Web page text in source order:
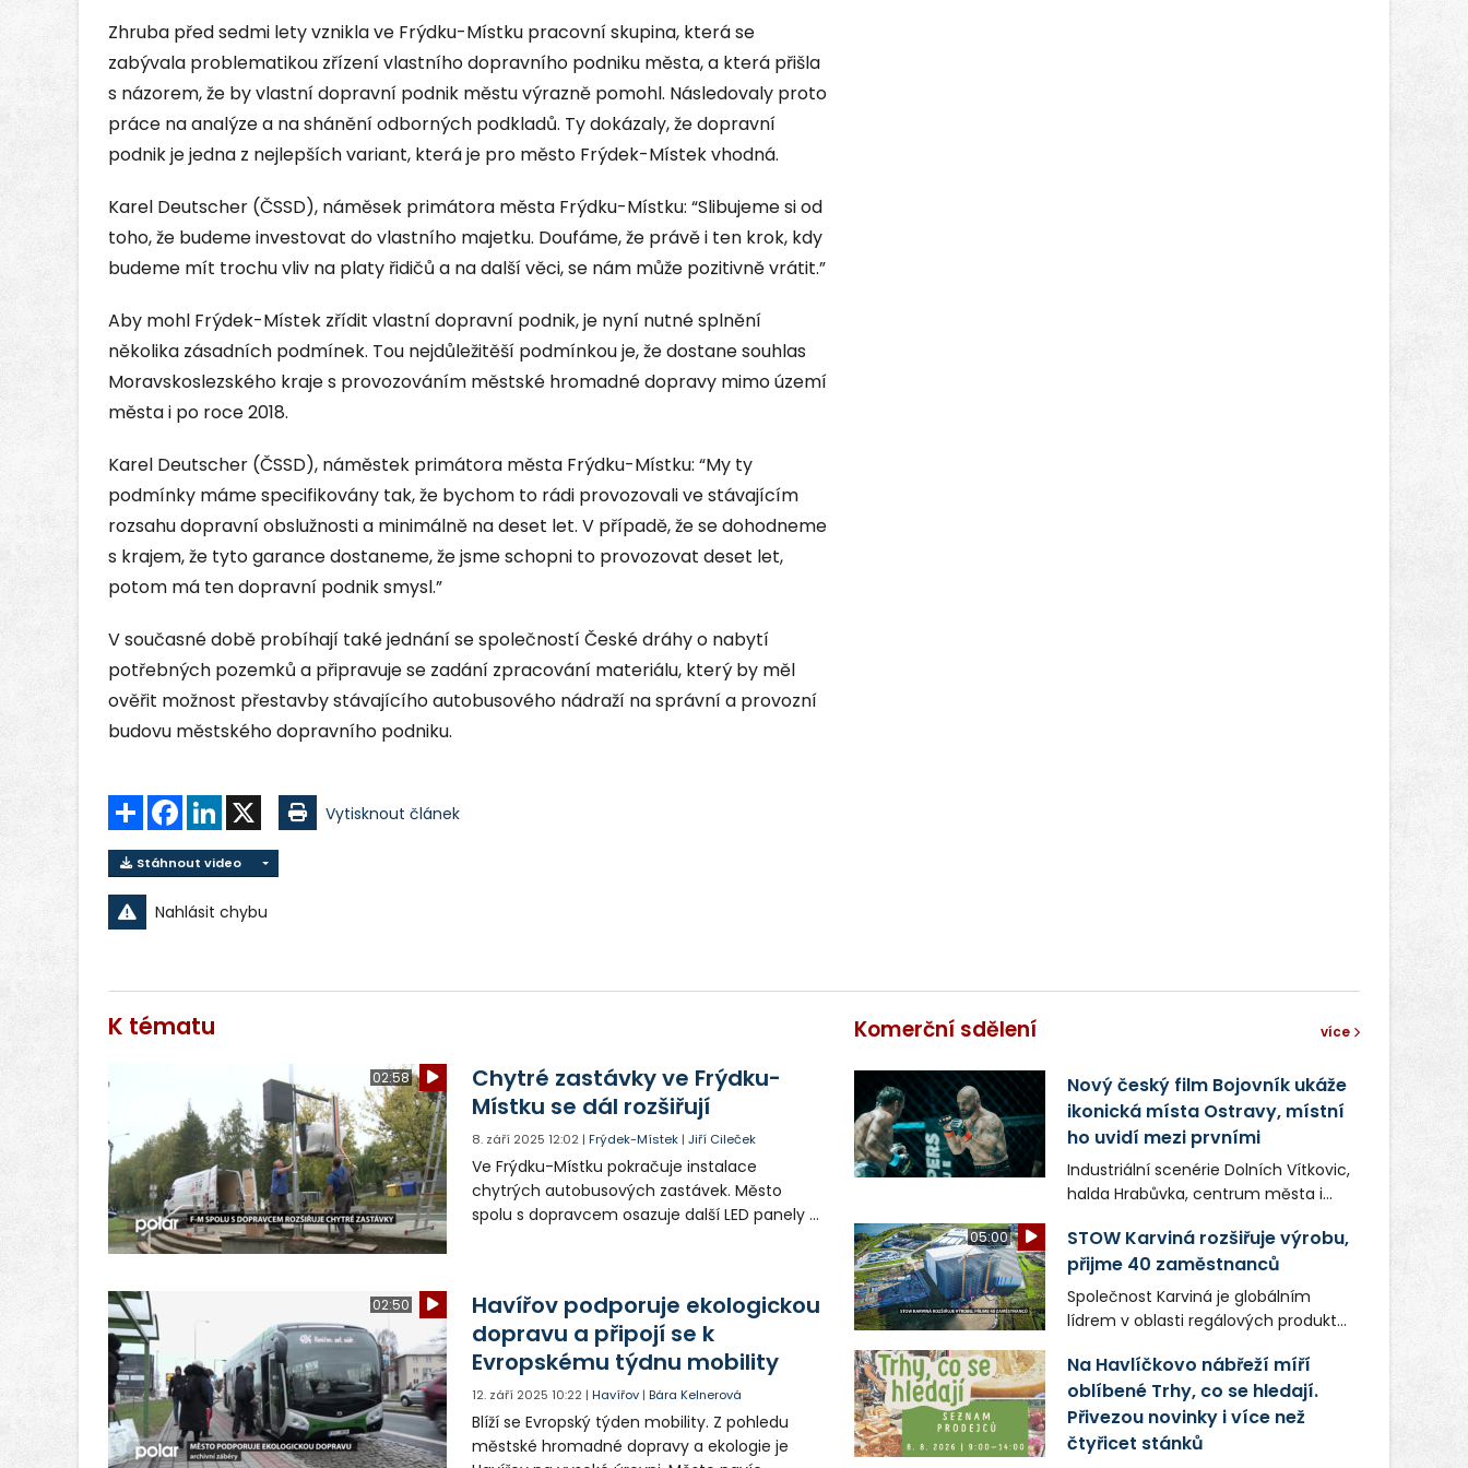
Zhruba před sedmi lety vznikla ve Frýdku-Místku pracovní skupina, která se
zabývala problematikou zřízení vlastního dopravního podniku města, a která přišla
s názorem, že by vlastní dopravní podnik městu výrazně pomohl. Následovaly proto
práce na analýze a na shánění odborných podkladů. Ty dokázaly, že dopravní
podnik je jedna z nejlepších variant, která je pro město Frýdek-Místek vhodná.
Karel Deutscher (ČSSD), náměsek primátora města Frýdku-Místku: “Slibujeme si od
toho, že budeme investovat do vlastního majetku. Doufáme, že právě i ten krok, kdy
budeme mít trochu vliv na platy řidičů a na další věci, se nám může pozitivně vrátit.”
Aby mohl Frýdek-Místek zřídit vlastní dopravní podnik, je nyní nutné splnění
několika zásadních podmínek. Tou nejdůležitěší podmínkou je, že dostane souhlas
Moravskoslezského kraje s provozováním městské hromadné dopravy mimo území
města i po roce 2018.
Karel Deutscher (ČSSD), náměstek primátora města Frýdku-Místku: “My ty
podmínky máme specifikovány tak, že bychom to rádi provozovali ve stávajícím
rozsahu dopravní obslužnosti a minimálně na deset let. V případě, že se dohodneme
s krajem, že tyto garance dostaneme, že jsme schopni to provozovat deset let,
potom má ten dopravní podnik smysl.”
V současné době probíhají také jednání se společností České dráhy o nabytí
potřebných pozemků a připravuje se zadání zpracování materiálu, který by měl
ověřit možnost přestavby stávajícího autobusového nádraží na správní a provozní
budovu městského dopravního podniku.
Sdílet FacebookLinkedIn Vytisknout článek
Stáhnout video
Nahlásit chybu
K tématu
02:58
Chytré zastávky ve Frýdku-
Místku se dál rozšiřují
8. září 2025 12:02 |Frýdek-Místek |Jiří Cileček
Ve Frýdku-Místku pokračuje instalace
chytrých autobusových zastávek. Město
spolu s dopravcem osazuje další LED panely a
02:50
Havířov podporuje ekologickou
dopravu a připojí se k
Evropskému týdnu mobility
12. září 2025 10:22 |Havířov |Bára Kelnerová
Blíží se Evropský týden mobility. Z pohledu
městské hromadné dopravy a ekologie je
Komerční sdělení více
Nový český film Bojovník ukáže
ikonická místa Ostravy, místní
ho uvidí mezi prvními
Industriální scenérie Dolních Vítkovic,
halda Hrabůvka, centrum města i
v novém filmu Bojovník, který vstoupí
do kin už 13. srpna. Režiséři Vojtěch
Frič a Tomáš Dianiška si
moravskoslezskou metropoli
nevybrali náhodou – její syrová
atmosféra se stala přirozenou
součástí příběhu bývalého
boxerského šampiona Hoffa (Milan
Ondrík), jenž se po letech vrací do
světa vrcholových zápasů, tentokrát
05:00
STOW Karviná rozšiřuje výrobu,
přijme 40 zaměstnanců
Společnost Karviná je globálním
lídrem v oblasti regálových produktů
zaměstnavatelem na Karvinsku a
firmou s obrovským potenciálem.
Na Havlíčkovo nábřeží míří
oblíbené Trhy, co se hledají.
Přivezou novinky i více než
čtyřicet stánků